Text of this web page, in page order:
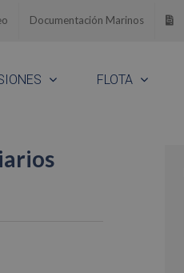
Documentación Marinos
FLOTA